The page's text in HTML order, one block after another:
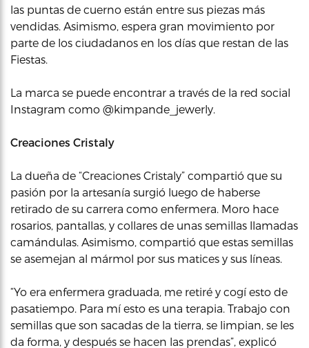
las puntas de cuerno están entre sus piezas más
vendidas. Asimismo, espera gran movimiento por
parte de los ciudadanos en los días que restan de las
Fiestas.
La marca se puede encontrar a través de la red social
Instagram como @kimpande_jewerly.
Creaciones Cristaly
La dueña de “Creaciones Cristaly” compartió que su
pasión por la artesanía surgió luego de haberse
retirado de su carrera como enfermera. Moro hace
rosarios, pantallas, y collares de unas semillas llamadas
camándulas. Asimismo, compartió que estas semillas
se asemejan al mármol por sus matices y sus líneas.
“Yo era enfermera graduada, me retiré y cogí esto de
pasatiempo. Para mí esto es una terapia. Trabajo con
semillas que son sacadas de la tierra, se limpian, se les
da forma, y después se hacen las prendas”, explicó